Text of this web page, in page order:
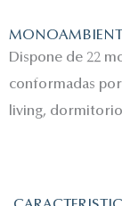
Dispone de 22
conformadas
living,